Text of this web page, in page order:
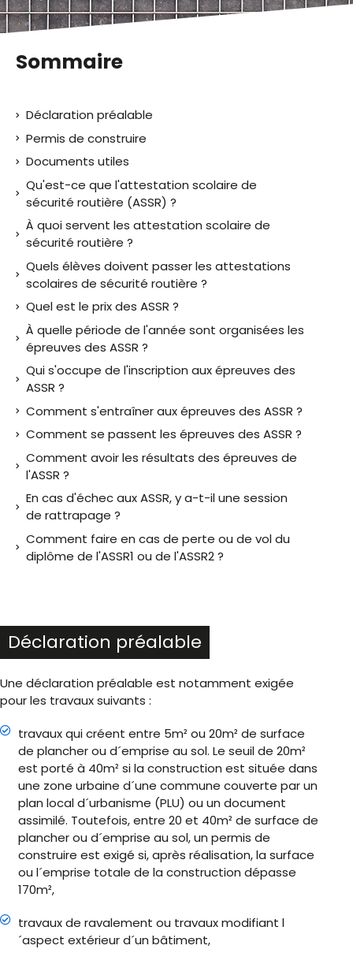
Sommaire
Déclaration préalable
Permis de construire
Documents utiles
Qu'est-ce que l'attestation scolaire de
sécurité routière (ASSR) ?
À quoi servent les attestation scolaire de
sécurité routière ?
Quels élèves doivent passer les attestations
scolaires de sécurité routière ?
Quel est le prix des ASSR ?
À quelle période de l'année sont organisées les
épreuves des ASSR ?
Qui s'occupe de l'inscription aux épreuves des
ASSR ?
Comment s'entraîner aux épreuves des ASSR ?
Comment se passent les épreuves des ASSR ?
Comment avoir les résultats des épreuves de
l'ASSR ?
En cas d'échec aux ASSR, y a-t-il une session
de rattrapage ?
Comment faire en cas de perte ou de vol du
diplôme de l'ASSR1 ou de l'ASSR2 ?
Déclaration préalable
Une déclaration préalable est notamment exigée
pour les travaux suivants :
travaux qui créent entre 5m² ou 20m² de surface
de plancher ou d´emprise au sol. Le seuil de 20m²
est porté à 40m² si la construction est située dans
une zone urbaine d´une commune couverte par un
plan local d´urbanisme (PLU) ou un document
assimilé. Toutefois, entre 20 et 40m² de surface de
plancher ou d´emprise au sol, un permis de
construire est exigé si, après réalisation, la surface
ou l´emprise totale de la construction dépasse
170m²,
travaux de ravalement ou travaux modifiant l
´aspect extérieur d´un bâtiment,